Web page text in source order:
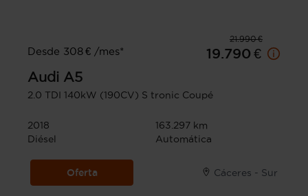
21.990 €
Desde 308 € /mes*
19.790 €
Audi A5
2.0 TDI 140kW (190CV) S tronic Coupé
2018
163.297 km
Diésel
Automática
Oferta Cáceres - Sur